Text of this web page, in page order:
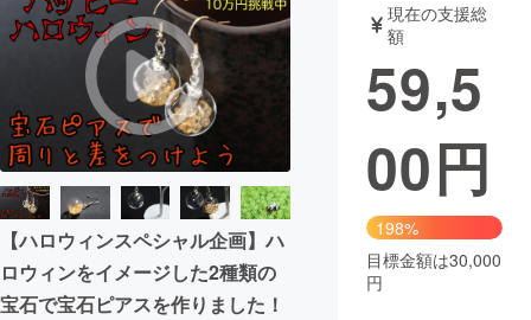
テクノロジー・ガジェット
映像・映画 書籍・雑誌
ビジネス・起業 チャレンジ
まちづくり・地域活性化
CAMPFIRE for Social Good
CAMPFIRE Creation
【ハロウィンスペシャル企画】ハ
ロウィンをイメージした2種類の
宝石で宝石ピアスを作りました！
現在の支援総
額
59,5
00円
198%
目標金額は30,000
円